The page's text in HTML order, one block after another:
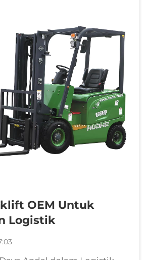
OEM Untuk
Logistik